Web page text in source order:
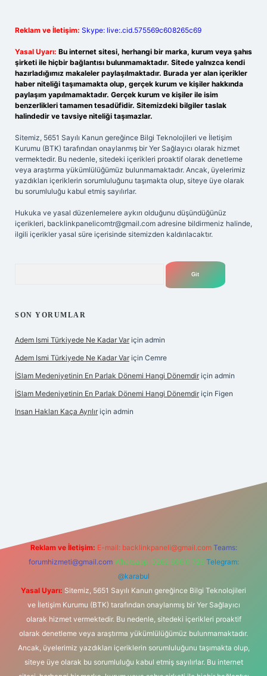
Reklam ve İletişim: Skype: live:.cid.575569c608265c69
Yasal Uyarı: Bu internet sitesi, herhangi bir marka, kurum veya şahıs
şirketi ile hiçbir bağlantısı bulunmamaktadır. Sitede yalnızca kendi
hazırladığımız makaleler paylaşılmaktadır. Burada yer alan içerikler
haber niteliği taşımamakta olup, gerçek kurum ve kişiler hakkında
paylaşım yapılmamaktadır. Gerçek kurum ve kişiler ile isim
benzerlikleri tamamen tesadüfidir. Sitemizdeki bilgiler taslak
halindedir ve tavsiye niteliği taşımazlar.
Sitemiz, 5651 Sayılı Kanun gereğince Bilgi Teknolojileri ve İletişim
Kurumu (BTK) tarafından onaylanmış bir Yer Sağlayıcı olarak hizmet
vermektedir. Bu nedenle, sitedeki içerikleri proaktif olarak denetleme
veya araştırma yükümlülüğümüz bulunmamaktadır. Ancak, üyelerimiz
yazdıkları içeriklerin sorumluluğunu taşımakta olup, siteye üye olarak
bu sorumluluğu kabul etmiş sayılırlar.
Hukuka ve yasal düzenlemelere aykırı olduğunu düşündüğünüz
içerikleri, backlinkpanelicomtr@gmail.com adresine bildirmeniz halinde,
ilgili içerikler yasal süre içerisinde sitemizden kaldırılacaktır.
SON YORUMLAR
Adem Ismi Türkiyede Ne Kadar Var için admin
Adem Ismi Türkiyede Ne Kadar Var için Cemre
İSlam Medeniyetinin En Parlak Dönemi Hangi Dönemdir için admin
İSlam Medeniyetinin En Parlak Dönemi Hangi Dönemdir için Figen
Insan Hakları Kaça Ayrılır için admin
Reklam ve İletişim: E-mail: backlinkpaneli@gmail.com Teams:
forumhizmeti@gmail.com Whatsapp: 0262 606 0 726 Telegram:
@karabul
Yasal Uyarı: Sitemiz, 5651 Sayılı Kanun gereğince Bilgi Teknolojileri
ve İletişim Kurumu (BTK) tarafından onaylanmış bir Yer Sağlayıcı
olarak hizmet vermektedir. Bu nedenle, sitedeki içerikleri proaktif
olarak denetleme veya araştırma yükümlülüğümüz bulunmamaktadır.
Ancak, üyelerimiz yazdıkları içeriklerin sorumluluğunu taşımakta olup,
siteye üye olarak bu sorumluluğu kabul etmiş sayılırlar. Bu internet